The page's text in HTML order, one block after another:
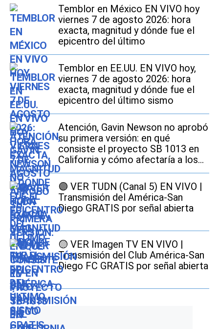
Temblor en México EN VIVO hoy
viernes 7 de agosto 2026: hora
exacta, magnitud y dónde fue el
epicentro del último
Temblor en EE.UU. EN VIVO hoy,
viernes 7 de agosto 2026: hora
exacta, magnitud y dónde fue el
epicentro del último sismo
Atención, Gavin Newson no aprobó
su primera versión: en qué
consiste el proyecto SB 1013 en
California y cómo afectaría a los
conductores
🟣 VER TUDN (Canal 5) EN VIVO |
Transmisión del América-San
Diego GRATIS por señal abierta
🟡 VER Imagen TV EN VIVO |
Transmisión del Club América-San
Diego FC GRATIS por señal abierta